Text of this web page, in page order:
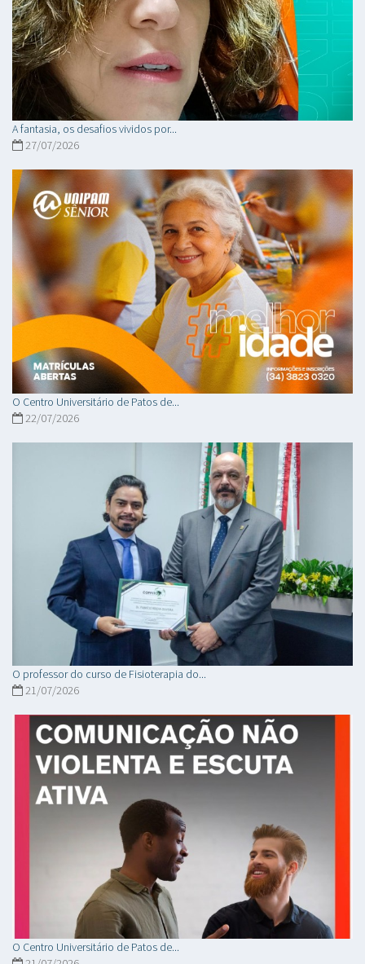
A fantasia, os desafios vividos por...
27/07/2026
O Centro Universitário de Patos de...
22/07/2026
O professor do curso de Fisioterapia do...
21/07/2026
O Centro Universitário de Patos de...